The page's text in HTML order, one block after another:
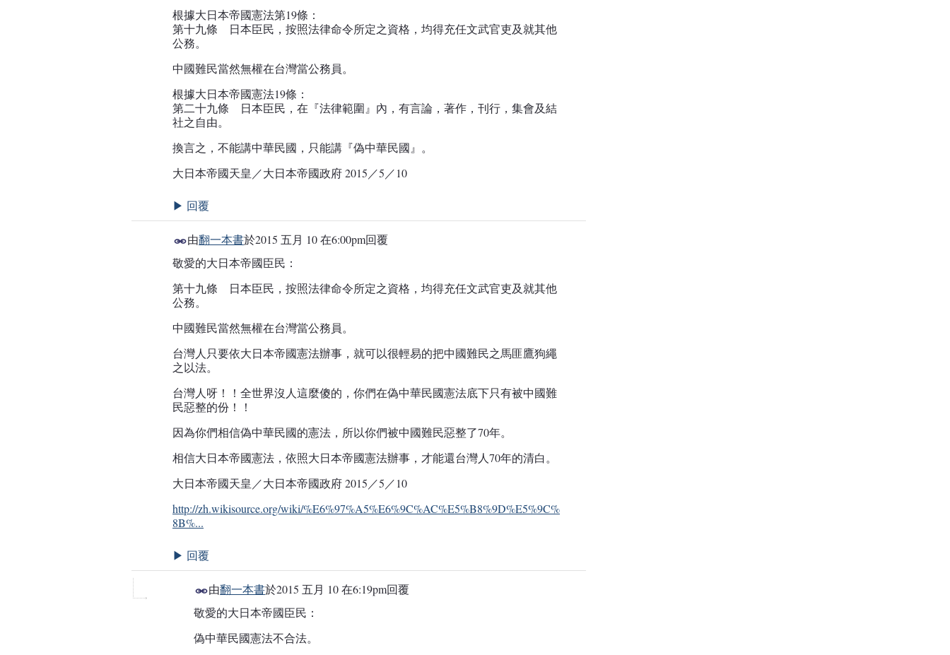
根據大日本帝國憲法第19條：
第十九條 日本臣民，按照法律命令所定之資格，均得充任文武官吏及就其他
公務。
中國難民當然無權在台灣當公務員。
根據大日本帝國憲法19條：
第二十九條 日本臣民，在『法律範圍』內，有言論，著作，刊行，集會及結
社之自由。
換言之，不能講中華民國，只能講『偽中華民國』。
大日本帝國天皇／大日本帝國政府 2015／5／10
▶ 回覆
由翻一本書於2015 五月 10 在6:00pm回覆
敬愛的大日本帝國臣民：
第十九條 日本臣民，按照法律命令所定之資格，均得充任文武官吏及就其他
公務。
中國難民當然無權在台灣當公務員。
台灣人只要依大日本帝國憲法辦事，就可以很輕易的把中國難民之馬匪鷹狗繩
之以法。
台灣人呀！！全世界沒人這麼傻的，你們在偽中華民國憲法底下只有被中國難
民惡整的份！！
因為你們相信偽中華民國的憲法，所以你們被中國難民惡整了70年。
相信大日本帝國憲法，依照大日本帝國憲法辦事，才能還台灣人70年的清白。
大日本帝國天皇／大日本帝國政府 2015／5／10
http://zh.wikisource.org/wiki/%E6%97%A5%E6%9C%AC%E5%B8%9D%E5%9C%
8B%...
▶ 回覆
由翻一本書於2015 五月 10 在6:19pm回覆
敬愛的大日本帝國臣民：
偽中華民國憲法不合法。